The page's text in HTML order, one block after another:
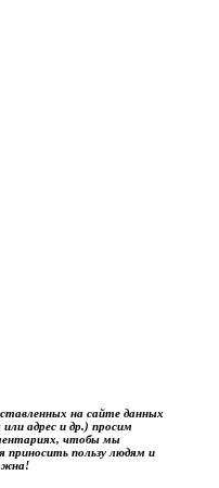
на сайте данных
адрес и др.) просим
чтобы мы
пользу людям и